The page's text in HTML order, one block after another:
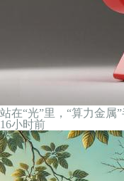
站在“光”里，“算力金属
16小时前